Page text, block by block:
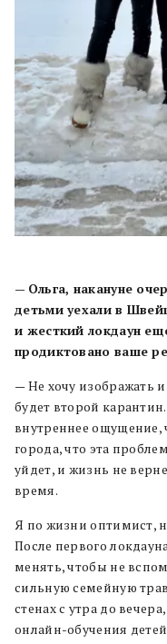
— Ольга, накануне
детьми уехали в
и жесткий локдаун
продиктовано ваше
— Не хочу изображать
будет второй
внутреннее ощущение,
города, что эта
уйдет, и жизнь не
время.
Я по жизни оптимист,
После первого
менять, чтобы не
сильную семейную
стенах с утра до
онлайн-обучения